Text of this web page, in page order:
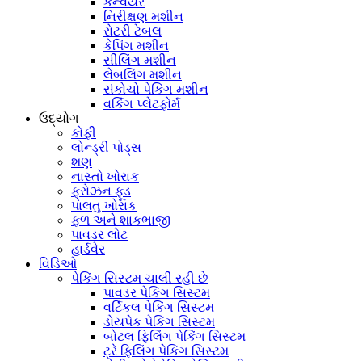
નિરીક્ષણ મશીન
રોટરી ટેબલ
કેપિંગ મશીન
સીલિંગ મશીન
લેબલિંગ મશીન
સંકોચો પેકિંગ મશીન
વર્કિંગ પ્લેટફોર્મ
ઉદ્યોગ
કોફી
લોન્ડ્રી પોડ્સ
શણ
નાસ્તો ખોરાક
ફ્રોઝન ફૂડ
પાલતુ ખોરાક
ફળ અને શાકભાજી
પાવડર લોટ
હાર્ડવેર
વિડિઓ
પેકિંગ સિસ્ટમ ચાલી રહી છે
પાવડર પેકિંગ સિસ્ટમ
વર્ટિકલ પેકિંગ સિસ્ટમ
ડોયપેક પેકિંગ સિસ્ટમ
બોટલ ફિલિંગ પેકિંગ સિસ્ટમ
ટ્રે ફિલિંગ પેકિંગ સિસ્ટમ